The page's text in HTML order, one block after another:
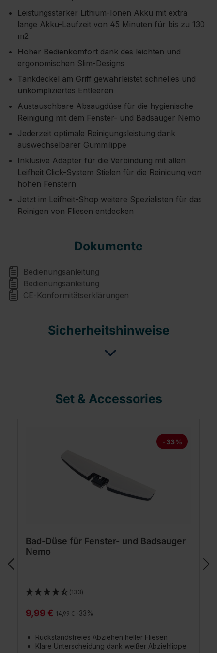
Leistungsstarker Lithium-Ionen Akku mit extra
lange Akku-Laufzeit von 45 Minuten für bis zu 130
m2
Hoher Bedienkomfort dank des leichten und
ergonomischen Slim-Designs
Tankdeckel am Griff gewährleistet schnelles und
unkompliziertes Entleeren
Austauschbare Absaugdüse für die hygienische
Reinigung mit dem Fenster- und Badsauger Nemo
Jederzeit optimale Reinigungsleistung dank
auswechselbarer Gummilippe
Inklusive Adapter für die Verbindung mit allen
Leifheit Click-System Stielen für die Reinigung von
hohen Fenstern
Jetzt im Leifheit-Shop weitere Spezialisten für das
Reinigen von Fliesen entdecken
Dokumente
Bedienungsanleitung
Bedienungsanleitung
CE-Konformitätserklärungen
Sicherheitshinweise
Set & Accessories
-33%
Bad-Düse für Fenster- und Badsauger
Nemo
(133)
9,99 € Regulärer Preis:
14,99 € -33%
Rückstandsfreies Abziehen heller Fliesen
Klare Unterscheidung dank weißer Abziehlippe